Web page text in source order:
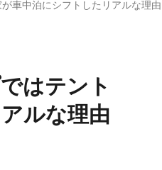
車中泊にシフトしたリアルな理由
はテント
ルな理由